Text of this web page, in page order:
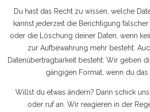
Du hast das Recht zu wissen, welche
kannst jederzeit die Berichtigung
oder die Löschung deiner Daten, wenn
zur Aufbewahrung mehr besteht.
Datenübertragbarkeit besteht: Wir geben
gängigen Format, wenn du das
Willst du etwas ändern? Dann schick uns
oder ruf an. Wir reagieren in der